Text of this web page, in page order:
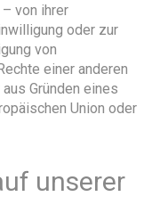
von ihrer
oder zur
von
einer anderen
Gründen eines
Union oder
unserer